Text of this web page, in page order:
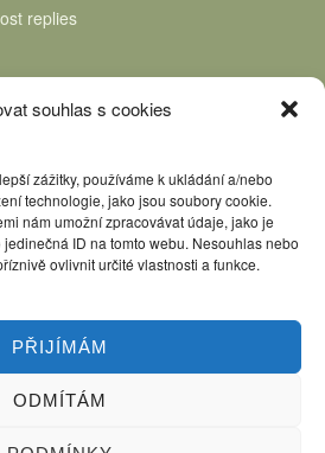
souhlas s cookies
zážitky, používáme k ukládání a/nebo
technologie, jako jsou soubory cookie.
nám umožní zpracovávat údaje, jako je
ID na tomto webu. Nesouhlas nebo
ovlivnit určité vlastnosti a funkce.
PŘIJÍMÁM
ODMÍTÁM
replies
Nápověda